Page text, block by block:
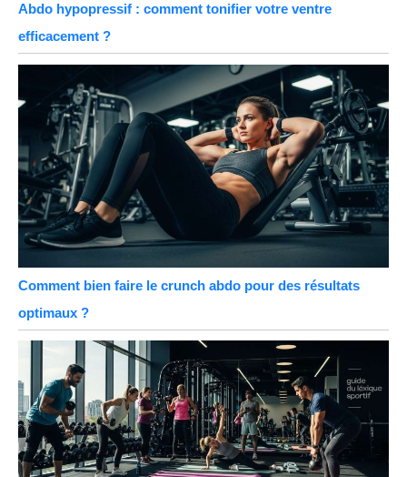
Abdo hypopressif : comment tonifier votre ventre
efficacement ?
Comment bien faire le crunch abdo pour des résultats
optimaux ?